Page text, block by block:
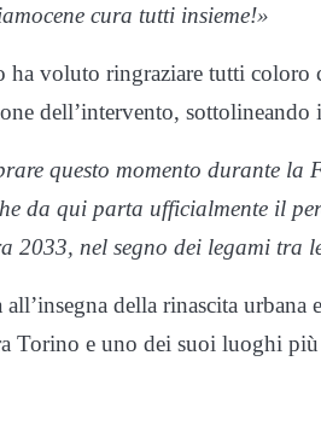
cura tutti insieme!»
ha voluto ringraziare tutti coloro
dell’intervento,
questo momento durante la
da qui parta ufficialmente il
2033, nel segno dei legami tra
all’insegna della rinascita
Torino e uno dei suoi luoghi